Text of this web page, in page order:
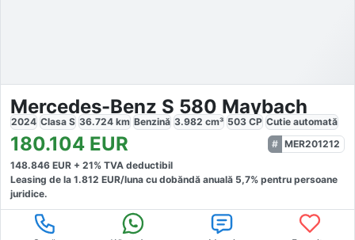
Mercedes-Benz S 580 Maybach
2024 Clasa S 36.724 km Benzină 3.982 cm³ 503 CP Cutie automată
180.104 EUR
MER201212
148.846 EUR + 21% TVA deductibil
Leasing de la 1.812 EUR/luna cu dobăndă anuală 5,7% pentru persoane
juridice.